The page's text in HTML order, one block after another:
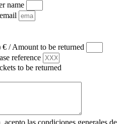
name
/ Amount to be returned
reference
to be returned